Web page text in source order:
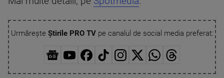
Urmărește Știrile PRO TVpe canalul de social media preferat: